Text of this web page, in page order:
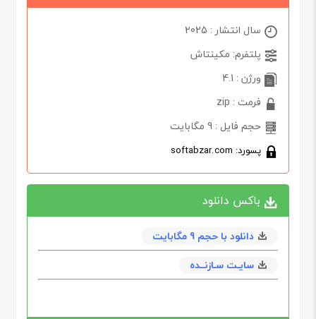
سال انتشار : 2025
پلتفرم: مکینتاش
ورژن : 4.1
فرمت : zip
حجم فایل : 9 مگابایت
پسورد: softabzar.com
باکس دانلود
دانلود با حجم 9 مگابايت
سایـت سـازنــده